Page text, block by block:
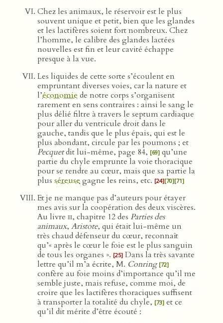
Chez les animaux, le réservoir est le plus
souvent unique et petit, bien que les glandes
et les lactifères soient fort nombreux. Chez
l’homme, le calibre des glandes lactées
nouvelles est fin et leur cavité échappe
presque à la vue.
Les liquides de cette sorte s’écoulent en
empruntant diverses voies, car la nature et
l’économie de notre corps s’organisent
rarement en sens contraires : ainsi le sang le
plus délié filtre à travers le septum cardiaque
pour aller du ventricule droit dans le
gauche, tandis que le plus épais, qui est le
plus abondant, circule par les poumons ; et
Pecquetdit lui-même, page 84, [69] qu’une
partie du chyle emprunte la voie thoracique
pour se rendre au cœur, mais que sa partie la
plus séreusegagne les reins, etc. [24][70][71]
Et je ne manque pas d’auteurs pour étayer
mes avis sur la coopération des deux viscères.
Au livre iii, chapitre 12 des Parties des
animaux, Aristote, qui était lui-même un
très chaud défenseur du cœur, reconnaît
qu’« après le cœur le foie est le plus sanguin
de tous les organes ». [25] Dans la très savante
lettre qu’il m’a écrite, M. Conring [72]
confère au foie moins d’importance qu’il me
semble juste, mais refuse, comme moi, de
croire que les lactifères thoraciques suffisent
à transporter la totalité du chyle, [73] et ce
qu’il dit mérite d’être écouté :